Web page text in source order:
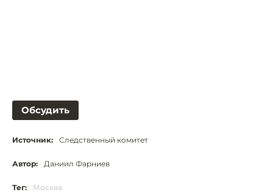
Обсудить
Источник: Следственный комитет
Автор: Даниил Фарниев
Тег: Москва